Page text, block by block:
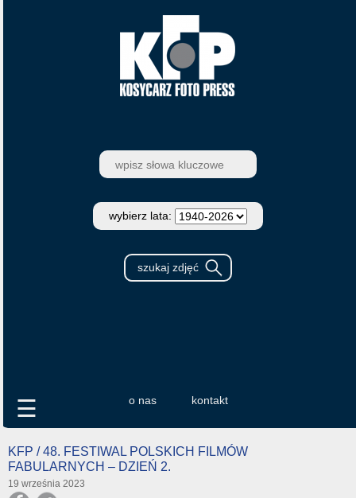
wybierz lata:
o nas kontakt
☰
KFP / 48. FESTIWAL POLSKICH FILMÓW
FABULARNYCH – DZIEŃ 2.
19 września 2023